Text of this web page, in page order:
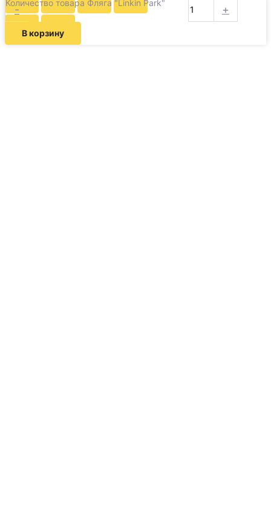
-
Количество товара Фляга "Linkin Park"
+
В корзину